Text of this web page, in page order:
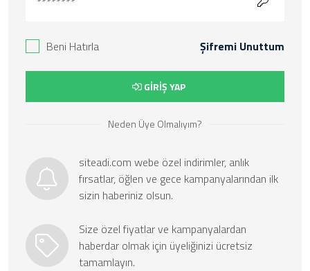
Beni Hatırla Şifremi Unuttum
GİRİŞ YAP
Neden Üye Olmalıyım?
siteadi.com webe özel indirimler, anlık
fırsatlar, öğlen ve gece kampanyalarından ilk
sizin haberiniz olsun.
Size özel fiyatlar ve kampanyalardan
haberdar olmak için üyeliğinizi ücretsiz
tamamlayın.